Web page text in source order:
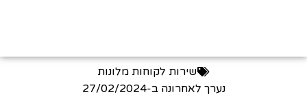
שירות לקוחות מלונות
נערך לאחרונה ב-27/02/2024